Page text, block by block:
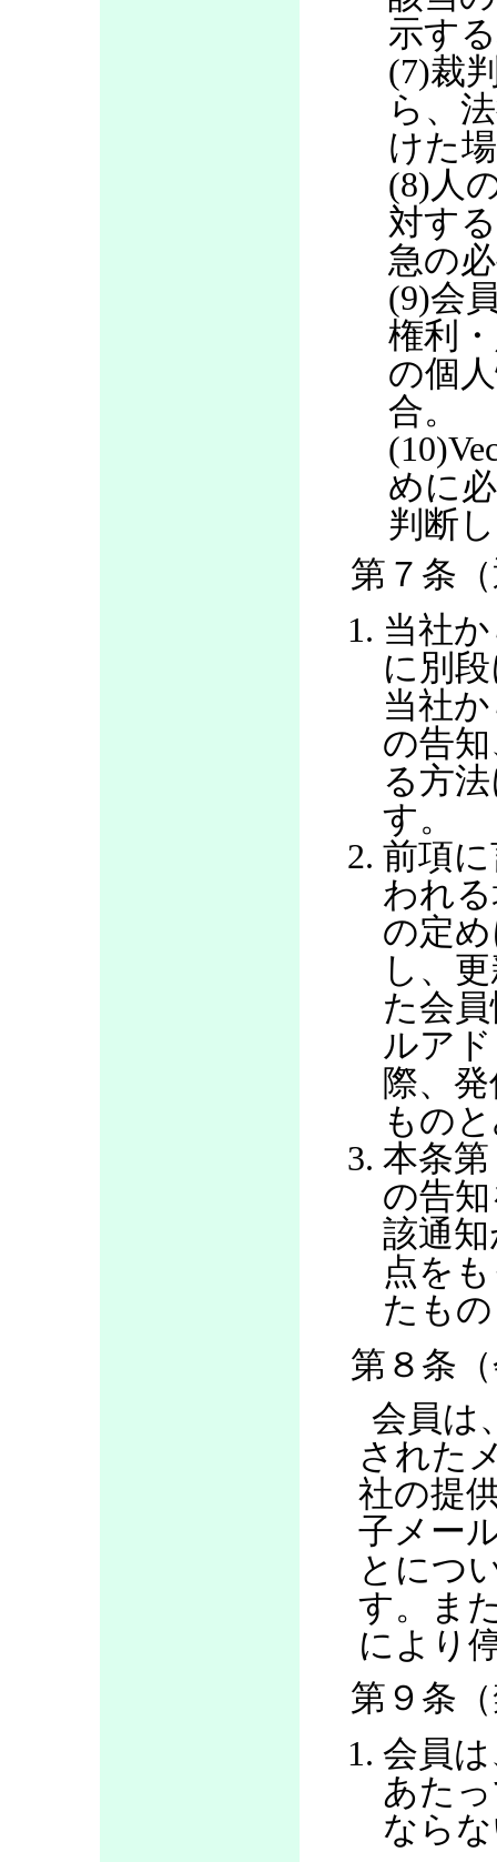
示す
(7)裁
ら、
けた
(8)人
対す
急の
(9)会
権利
の個
合。
めに
判断
第７条
当社
に別
当社
の告
る方
す。
前項
われ
の定
し、
た会
ルア
際、
もの
本条
の告
該通
点を
たも
第８条
会員は
された
社の提
子メー
とにつ
す。ま
により
第９条
会員
あた
なら